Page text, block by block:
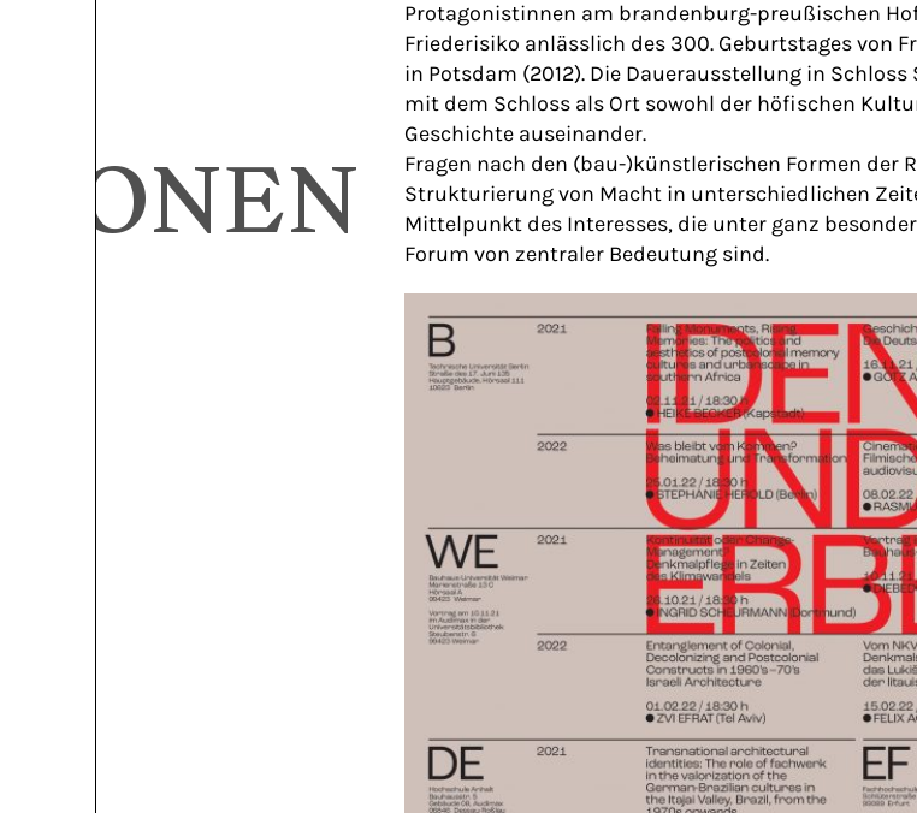
Protagonistinnen am brandenburg-preußischen
Friederisiko anlässlich des 300. Geburtstages von
in Potsdam (2012). Die Dauerausstellung in
mit dem Schloss als Ort sowohl der höfischen
Geschichte auseinander.
Fragen nach den (bau-)künstlerischen Formen der
Strukturierung von Macht in unterschiedlichen
Mittelpunkt des Interesses, die unter ganz
Forum von zentraler Bedeutung sind.